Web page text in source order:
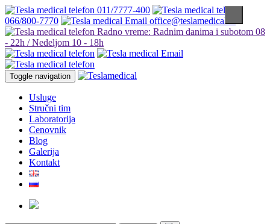
011/7777-400
066/800-7770
office@teslamedical.rs
Radno vreme: Radnim danima i subotom 08
- 22h / Nedeljom 10 - 18h
Toggle navigation
Usluge
Stručni tim
Laboratorija
Cenovnik
Blog
Galerija
Kontakt